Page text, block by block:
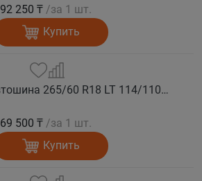
92 250 ₸ /за 1 шт.
Купить
COMFORSER Автошина 265/60 R18 LT 114/110S CF1100 8PR RWL лето
69 500 ₸ /за 1 шт.
Купить